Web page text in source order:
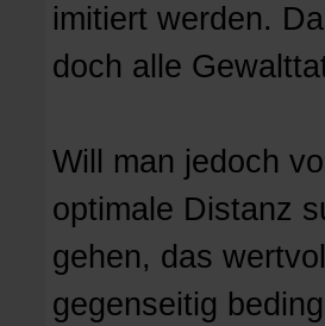
imitiert werden.
doch alle
Will man jedoch
optimale Distanz
gehen, das
gegenseitig